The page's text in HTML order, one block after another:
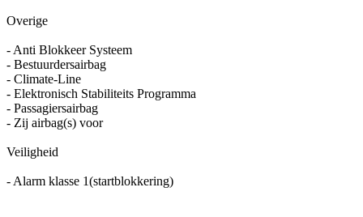
Overige
- Anti Blokkeer Systeem
- Bestuurdersairbag
- Climate-Line
- Elektronisch Stabiliteits Programma
- Passagiersairbag
- Zij airbag(s) voor
Veiligheid
- Alarm klasse 1(startblokkering)